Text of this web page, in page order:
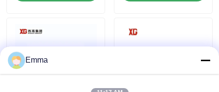
Commutatore di rottura di carico SF6
Apparecchiatura elettrica di comando di distribuzione
Emma